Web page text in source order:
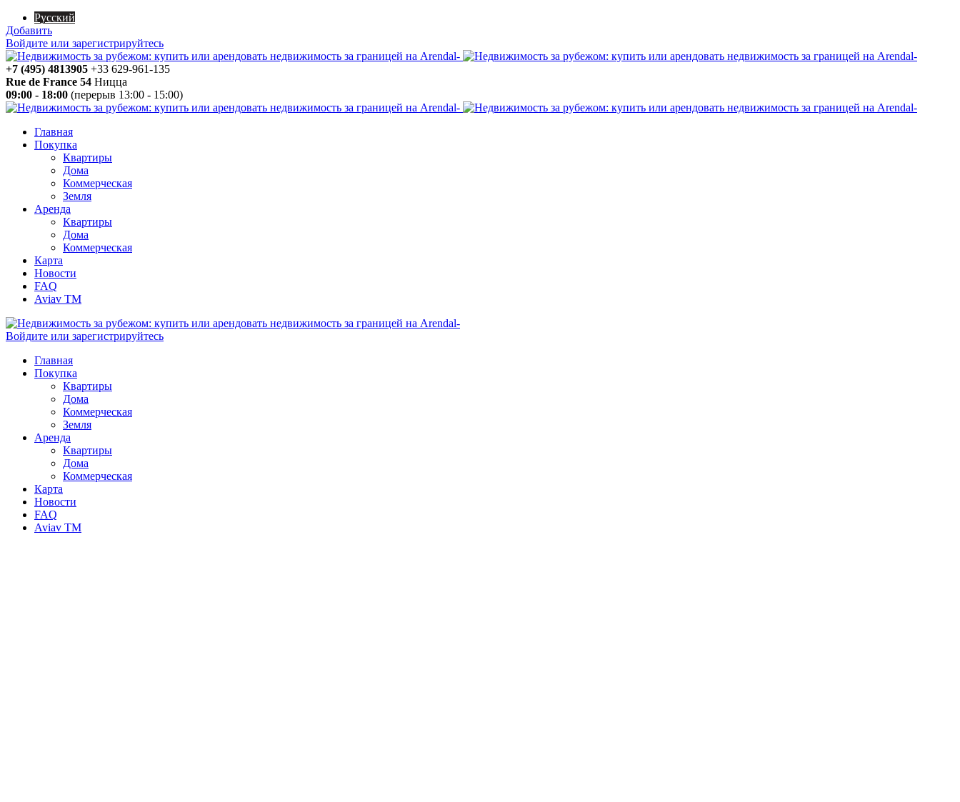
Русский
Добавить
Войдите или зарегистрируйтесь
+7 (495) 4813905 +33 629-961-135
Rue de France 54 Ницца
09:00 - 18:00 (перерыв 13:00 - 15:00)
Главная
Покупка
Квартиры
Дома
Коммерческая
Земля
Аренда
Квартиры
Дома
Коммерческая
Карта
Новости
FAQ
Aviav TM
Войдите или зарегистрируйтесь
Главная
Покупка
Квартиры
Дома
Коммерческая
Земля
Аренда
Квартиры
Дома
Коммерческая
Карта
Новости
FAQ
Aviav TM